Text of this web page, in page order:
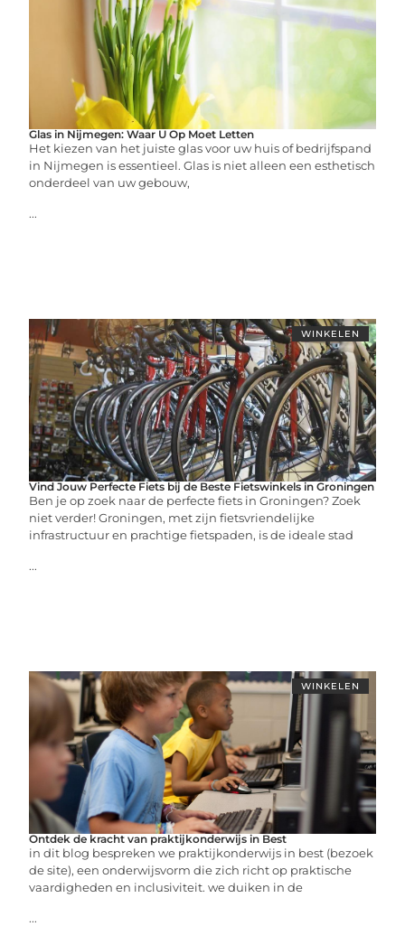
Glas in Nijmegen: Waar U Op Moet Letten
Het kiezen van het juiste glas voor uw huis of bedrijfspand
in Nijmegen is essentieel. Glas is niet alleen een esthetisch
onderdeel van uw gebouw,
...
WINKELEN
Vind Jouw Perfecte Fiets bij de Beste Fietswinkels in Groningen
Ben je op zoek naar de perfecte fiets in Groningen? Zoek
niet verder! Groningen, met zijn fietsvriendelijke
infrastructuur en prachtige fietspaden, is de ideale stad
...
WINKELEN
Ontdek de kracht van praktijkonderwijs in Best
in dit blog bespreken we praktijkonderwijs in best (bezoek
de site), een onderwijsvorm die zich richt op praktische
vaardigheden en inclusiviteit. we duiken in de
...